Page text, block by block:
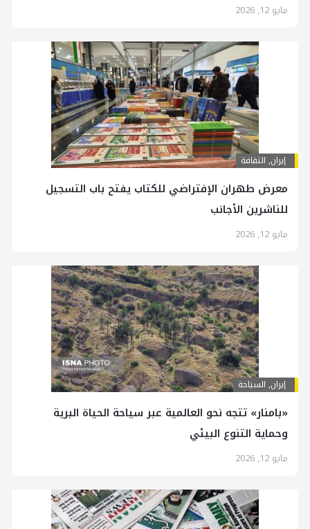
مايو 12, 2026
إيران, الثقافة
معرض طهران الإفتراضي للكتاب يفتح باب التسجيل
للناشرين الأجانب
مايو 12, 2026
إيران, السياحة
«بامنار» تتجه نحو العالمية عبر سياحة الحياة البرية
وحماية التنوع البيئي
مايو 12, 2026